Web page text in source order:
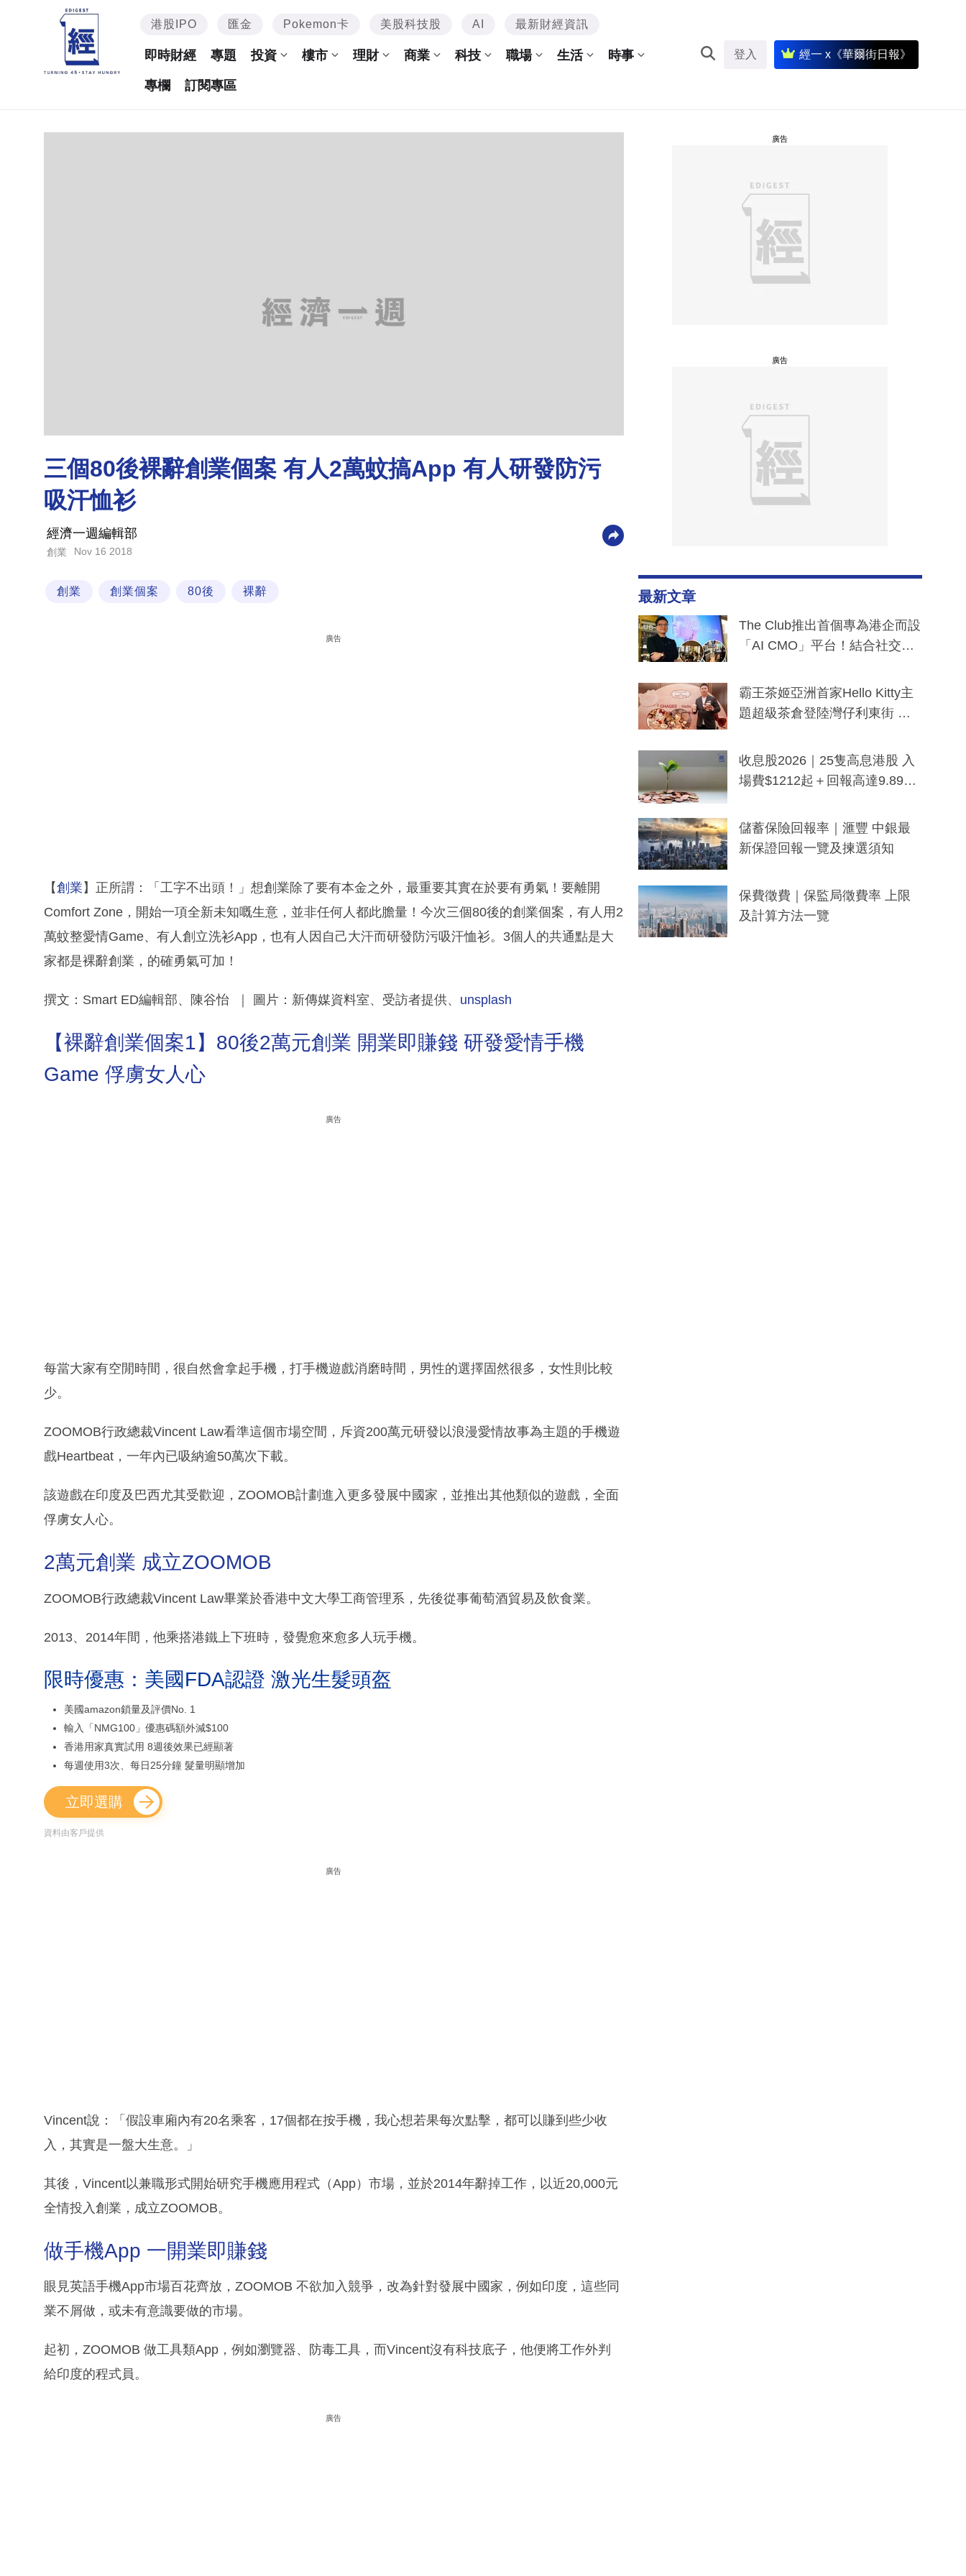
港股IPO 匯金 Pokemon卡 美股科技股 AI 最新財經資訊
即時財經 專題 投資 樓市 理財 商業 科技 職場 生活 時事
專欄 訂閱專區
登入 經一 x《華爾街日報》
三個80後裸辭創業個案 有人2萬蚊搞App 有人研發防污
吸汗恤衫
經濟一週編輯部
創業 Nov 16 2018
創業 創業個案 80後 裸辭
廣告
【創業 】正所謂：「工字不出頭！」想創業除了要有本金之外，最重要其實在於要有勇氣！要離開
Comfort Zone，開始一項全新未知嘅生意，並非任何人都此膽量！今次三個80後的創業個案，有人用2
萬蚊整愛情Game、有人創立洗衫App，也有人因自己大汗而研發防污吸汗恤衫。3個人的共通點是大
家都是裸辭創業，的確勇氣可加！
撰文：Smart ED編輯部、陳谷怡 ｜ 圖片：新傳媒資料室、受訪者提供、 unsplash
【裸辭創業個案1】80後2萬元創業 開業即賺錢 研發愛情手機
Game 俘虜女人心
廣告
每當大家有空閒時間，很自然會拿起手機，打手機遊戲消磨時間，男性的選擇固然很多，女性則比較
少。
ZOOMOB行政總裁Vincent Law看準這個市場空間，斥資200萬元研發以浪漫愛情故事為主題的手機遊
戲Heartbeat，一年內已吸納逾50萬次下載。
該遊戲在印度及巴西尤其受歡迎，ZOOMOB計劃進入更多發展中國家，並推出其他類似的遊戲，全面
俘虜女人心。
2萬元創業 成立ZOOMOB
ZOOMOB行政總裁Vincent Law畢業於香港中文大學工商管理系，先後從事葡萄酒貿易及飲食業。
2013、2014年間，他乘搭港鐵上下班時，發覺愈來愈多人玩手機。
限時優惠：美國FDA認證 激光生髮頭盔
美國amazon鎖量及評價No. 1
輸入「NMG100」優惠碼額外減$100
香港用家真實試用 8週後效果已經顯著
每週使用3次、每日25分鐘 髮量明顯增加
立即選購
資料由客戶提供
廣告
Vincent說：「假設車廂內有20名乘客，17個都在按手機，我心想若果每次點擊，都可以賺到些少收
入，其實是一盤大生意。」
其後，Vincent以兼職形式開始研究手機應用程式（App）市場，並於2014年辭掉工作，以近20,000元
全情投入創業，成立ZOOMOB。
做手機App 一開業即賺錢
眼見英語手機App市場百花齊放，ZOOMOB 不欲加入競爭，改為針對發展中國家，例如印度，這些同
業不屑做，或未有意識要做的市場。
起初，ZOOMOB 做工具類App，例如瀏覽器、防毒工具，而Vincent沒有科技底子，他便將工作外判
給印度的程式員。
廣告
廣告
廣告
最新文章
The Club推出首個專為港企而設
「AI CMO」平台！結合社交聆
分鐘生成「貼地」宣傳短片
霸王茶姬亞洲首家Hello Kitty主
題超級茶倉登陸灣仔利東街 推
y及香港限定特調系列
收息股2026｜25隻高息港股 入
場費$1212起＋回報高達9.89
儲蓄保險回報率｜滙豐 中銀最
新保證回報一覽及揀選須知
保費徵費｜保監局徵費率 上限
及計算方法一覽